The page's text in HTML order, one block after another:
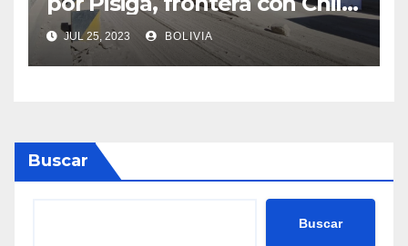
crece en 42% a junio de este
año
JUL 25, 2023 BOLIVIA
Buscar
Buscar